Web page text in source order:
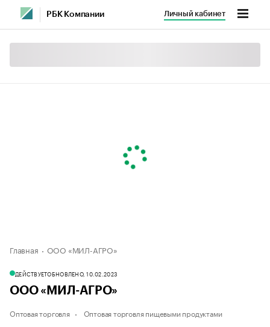
РБК Компании Личный кабинет
Главная ООО «МИЛ-АГРО»
ДЕЙСТВУЕТОБНОВЛЕНО, 10.02.2023
ООО «МИЛ-АГРО»
Оптовая торговля Оптовая торговля пищевыми продуктами